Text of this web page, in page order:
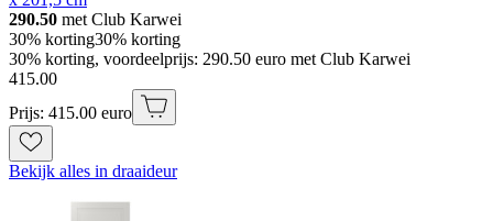
290.50 met Club Karwei
30% korting30% korting
30% korting, voordeelprijs: 290.50 euro met Club Karwei
415.00
Prijs: 415.00 euro
Bekijk alles in draaideur